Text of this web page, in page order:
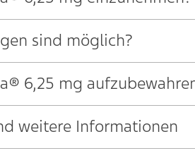
sind möglich?
6,25 mg
weitere Informationen